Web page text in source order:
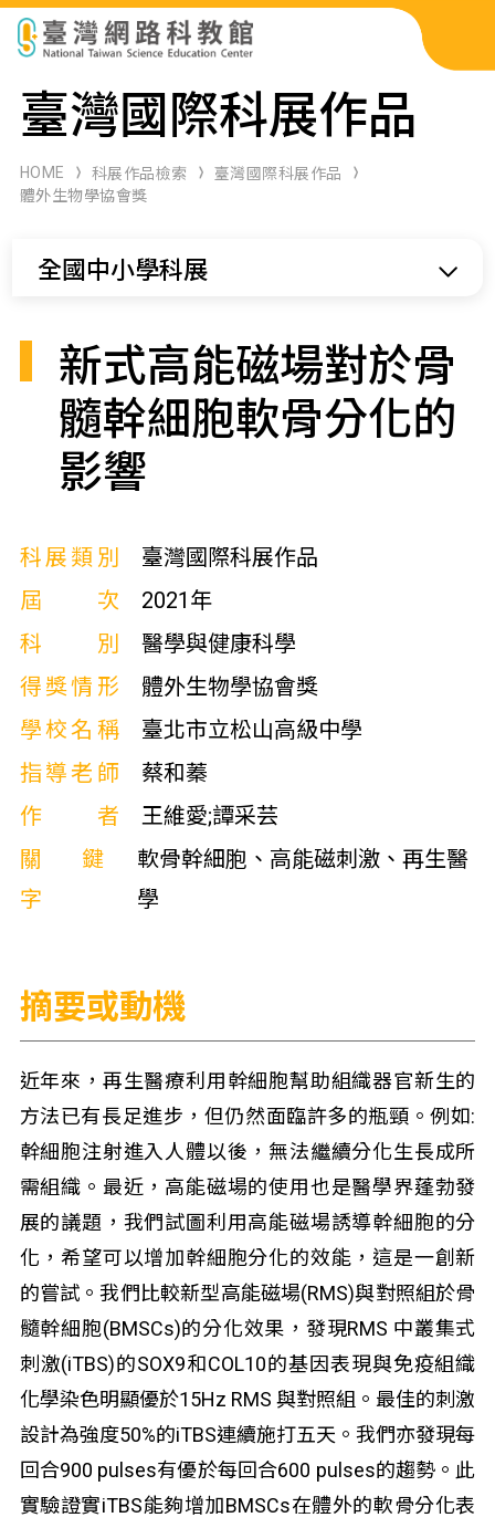
科展作品檢索
科學研習月刊
臺灣國際科展作品
HOME 科展作品檢索
臺灣國際科展作品
體外生物學協會獎
全國中小學科展
新式高能磁場對於骨
髓幹細胞軟骨分化的
影響
科展類別
臺灣國際科展作品
屆次
2021年
科別
醫學與健康科學
得獎情形
體外生物學協會獎
學校名稱
臺北市立松山高級中學
指導老師
蔡和蓁
作者
王維愛;譚采芸
關鍵
字
軟骨幹細胞、高能磁刺激、再生醫
學
摘要或動機
近年來，再生醫療利用幹細胞幫助組織器官新生的
方法已有長足進步，但仍然面臨許多的瓶頸。例如:
幹細胞注射進入人體以後，無法繼續分化生長成所
需組織。最近，高能磁場的使用也是醫學界蓬勃發
展的議題，我們試圖利用高能磁場誘導幹細胞的分
化，希望可以增加幹細胞分化的效能，這是一創新
的嘗試。我們比較新型高能磁場(RMS)與對照組於骨
髓幹細胞(BMSCs)的分化效果，發現RMS 中叢集式
刺激(iTBS)的SOX9和COL10的基因表現與免疫組織
化學染色明顯優於15Hz RMS 與對照組。最佳的刺激
設計為強度50%的iTBS連續施打五天。我們亦發現每
回合900 pulses有優於每回合600 pulses的趨勢。此
實驗證實iTBS能夠增加BMSCs在體外的軟骨分化表